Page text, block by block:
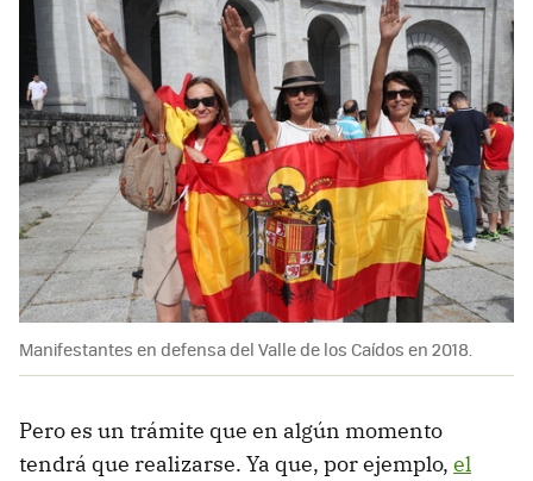
Manifestantes en defensa del Valle de los Caídos en 2018.
Pero es un trámite que en algún momento
tendrá que realizarse. Ya que, por ejemplo, el